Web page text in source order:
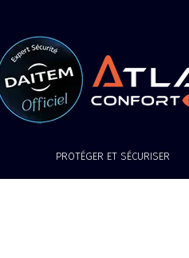
PROTÉGER ET SÉCURISER